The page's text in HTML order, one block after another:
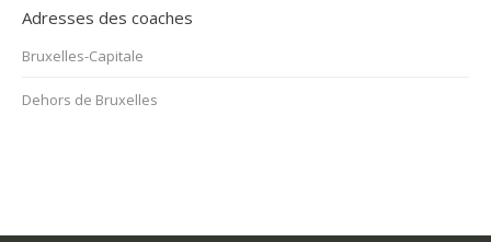
Adresses des coaches
Bruxelles-Capitale
Dehors de Bruxelles